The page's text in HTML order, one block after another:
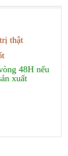
thật
48H nếu
xuất